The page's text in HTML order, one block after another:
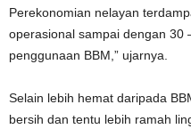
Perekonomian nelayan
operasional sampai dengan 30
penggunaan BBM,” ujarnya.
Selain lebih hemat daripada
bersih dan tentu lebih ramah